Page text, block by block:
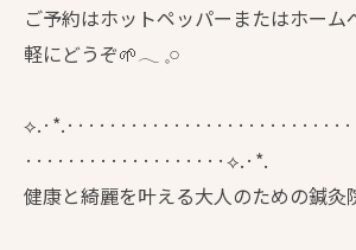
ご予約はホットペッパーまたはホーム
軽にどうぞ🌱𓂃 𓈒𓏸
···················⟡.·*.
健康と綺麗を叶える大人のための鍼灸